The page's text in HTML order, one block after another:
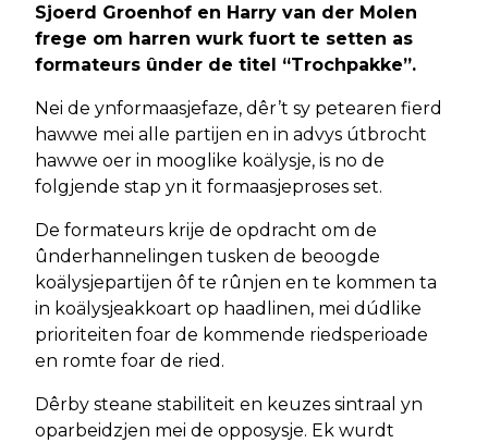
Sjoerd Groenhof en Harry van der Molen
frege om harren wurk fuort te setten as
formateurs ûnder de titel “Trochpakke”.
Nei de ynformaasjefaze, dêr’t sy petearen fierd
hawwe mei alle partijen en in advys útbrocht
hawwe oer in mooglike koälysje, is no de
folgjende stap yn it formaasjeproses set.
De formateurs krije de opdracht om de
ûnderhannelingen tusken de beoogde
koälysjepartijen ôf te rûnjen en te kommen ta
in koälysjeakkoart op haadlinen, mei dúdlike
prioriteiten foar de kommende riedsperioade
en romte foar de ried.
Dêrby steane stabiliteit en keuzes sintraal yn
oparbeidzjen mei de opposysje. Ek wurdt